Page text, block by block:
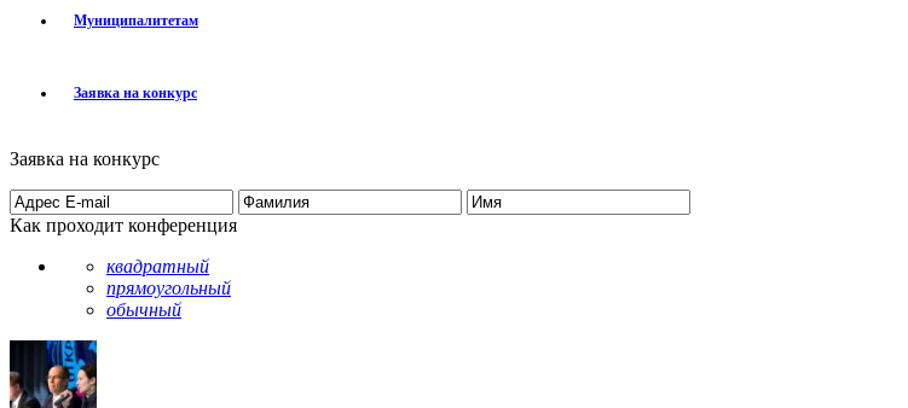
Муниципалитетам
Заявка на конкурс
Заявка на конкурс
Как проходит конференция
квадратный
прямоугольный
обычный